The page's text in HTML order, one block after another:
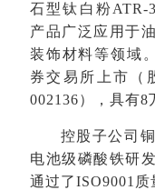
石型钛白粉ATR-
产品广泛应用于
装饰材料等领域
券交易所上市（
002136），具有8
控股子公司铜
电池级磷酸铁研
通过了ISO9001